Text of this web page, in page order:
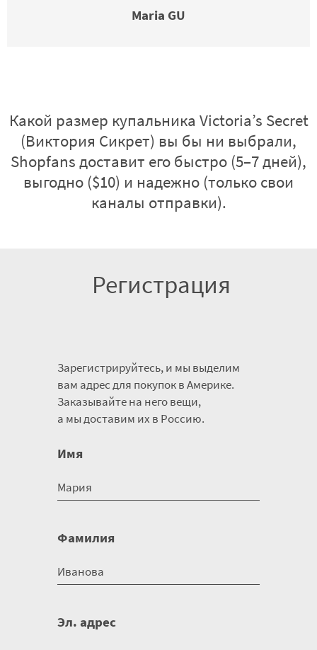
Maria GU
Какой размер купальника Victoria’s Secret
(Виктория Сикрет) вы бы ни выбрали,
Shopfans доставит его быстро (5–7 дней),
выгодно ($10) и надежно (только свои
каналы отправки).
Регистрация
Зарегистрируйтесь, и мы выделим
вам адрес для покупок в Америке.
Заказывайте на него вещи,
а мы доставим их в Россию.
Имя
Фамилия
Эл. адрес